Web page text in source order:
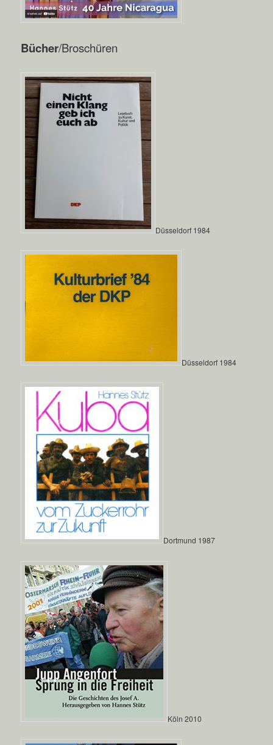
Bücher/Broschüren
Düsseldorf 1984
Düsseldorf 1984
Dortmund 1987
Köln 2010